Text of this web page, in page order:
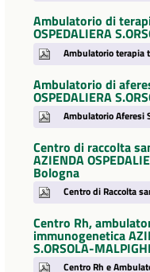
Ambulatorio di
OSPEDALIERA
Ambulatorio terapia
Ambulatorio di
OSPEDALIERA
Ambulatorio Aferesi
Centro di raccolta
AZIENDA
Bologna
Centro di Raccolta
Centro Rh,
immunogenetica
S.ORSOLA-